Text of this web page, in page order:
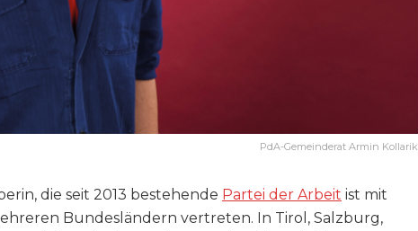
PdA-Gemeinderat Armin Kollarik
die seit 2013 bestehende Partei der Arbeit ist mit
Bundesländern vertreten. In Tirol, Salzburg,